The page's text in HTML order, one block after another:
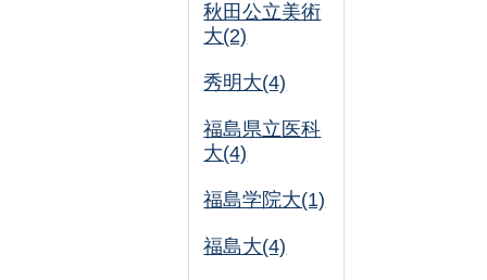
秋田公立美術
大(2)
秀明大(4)
福島県立医科
大(4)
福島学院大(1)
福島大(4)